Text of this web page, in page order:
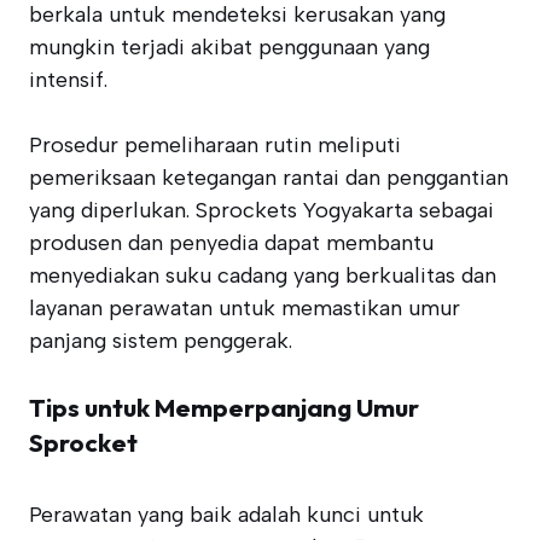
berkala untuk mendeteksi kerusakan yang
mungkin terjadi akibat penggunaan yang
intensif.
Prosedur pemeliharaan rutin meliputi
pemeriksaan ketegangan rantai dan penggantian
yang diperlukan. Sprockets Yogyakarta sebagai
produsen dan penyedia dapat membantu
menyediakan suku cadang yang berkualitas dan
layanan perawatan untuk memastikan umur
panjang sistem penggerak.
Tips untuk Memperpanjang Umur
Sprocket
Perawatan yang baik adalah kunci untuk